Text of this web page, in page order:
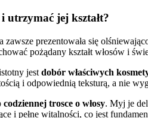
utrzymać jej kształt?
prezentowała się
pożądany kształt włosów i
jest dobór właściwych
i odpowiednią teksturą, a nie
codziennej trosce o włosy. Myj je
i pełne witalności, co jest